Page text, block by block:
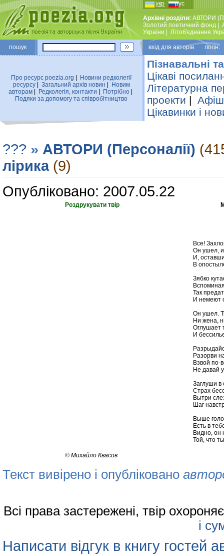
укр рус
Архівні розділи: АВТОРИ
Золотий поетичний фонд
України
Лiтоб'єднання
пошук вхiд для авторiв логін:
Про ресурс poezia.org
Новини редколегiї
ресурсу| Загальний архiв новин
Новим
авторам
Редколегiя, контакти Потрiбно
Подяки за допомогу та співробітництво
Пізнавальні
Цікаві
Літературна
проекти |
Цікавинки і
??? » АВТОРИ (Персоналії)
лірика (9)
Опубліковано: 2007.05.22
Роздрукувати твір
Все!
Он ушел, и
И,
В
Зябко
Так
И немеют
Он ушел.
Ни жена,
Оглушает
И
Разорви
Взвой по-
Не давай
Заглуши в
Страх
Вытри
Шаг
Выше
Есть в
Видно, он
Той, что
© Михайло Квасов
Текст вивірено і опубліковано
Всі права застережені, твір
і
Написати відгук в книгу гостей